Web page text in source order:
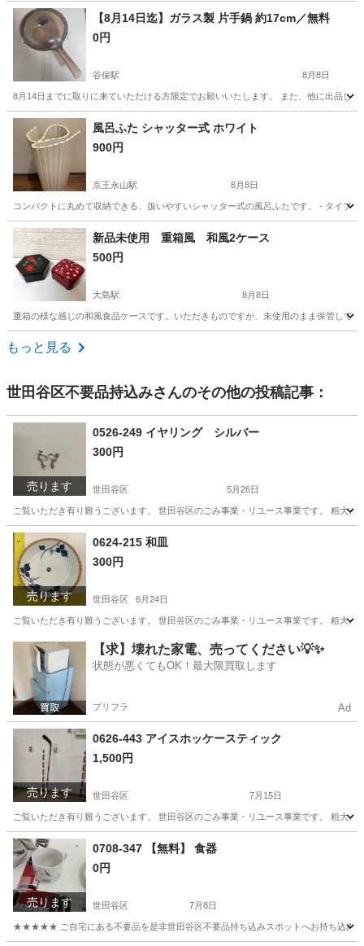
東京 江東区 清澄白河駅 生活雑貨 無料
【8月14日迄】ガラス製 片手鍋 約17cm／無料
0円
谷保駅 8月8日
8月14日までに取りに来ていただける方限定でお願いいたします。 また、他に出品し
東京 国立市 谷保駅 調理器具
風呂ふた シャッター式 ホワイト
900円
京王永山駅 8月8日
コンパクトに丸めて収納できる、扱いやすいシャッター式の風呂ふたです。 - タイ
東京 多摩市 京王永山駅 家庭用品
新品未使用 重箱風 和風2ケース
500円
大島駅 8月8日
重箱の様な感じの和風食品ケースです。いただきものですが、未使用のまま保管して
東京 江東区
もっと見る
世田谷区不要品持込みさんのその他の投稿記事：
売ります
0526-249 イヤリング シルバー
300円
世田谷区 5月26日
ご覧いただき有り難うございます。 世⽥⾕区のごみ事業・リユース事業です。 粗
東京 世田谷区 アクセサリー
売ります
0624-215 和皿
300円
世田谷区 6月24日
ご覧いただき有り難うございます。 世⽥⾕区のごみ事業・リユース事業です。 粗
東京 世田谷区 食器 リユース
【求】壊れた家電、売ってください💡✨
状態が悪くてもOK！最大限買取します
プリフラ Ad
売ります
0626-443 アイスホッケースティック
1,500円
世田谷区 7月15日
ご覧いただき有り難うございます。 世⽥⾕区のごみ事業・リユース事業です。 粗
東京 世田谷区 リユース
売ります
0708-347 【無料】 食器
0円
世田谷区 7月8日
★★★★★ ご自宅にある不要品を是非世田谷区不要品持ち込みスポットへお持ち込みし